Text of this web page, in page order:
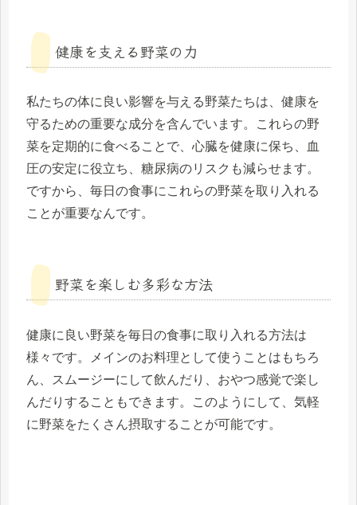
健康を支える野菜の力
私たちの体に良い影響を与える野菜たちは、健康を
守るための重要な成分を含んでいます。これらの野
菜を定期的に食べることで、心臓を健康に保ち、血
圧の安定に役立ち、糖尿病のリスクも減らせます。
ですから、毎日の食事にこれらの野菜を取り入れる
ことが重要なんです。
野菜を楽しむ多彩な方法
健康に良い野菜を毎日の食事に取り入れる方法は
様々です。メインのお料理として使うことはもちろ
ん、スムージーにして飲んだり、おやつ感覚で楽し
んだりすることもできます。このようにして、気軽
に野菜をたくさん摂取することが可能です。